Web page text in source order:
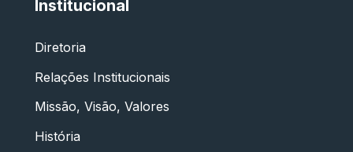
Institucional
Diretoria
Relações Institucionais
Missão, Visão, Valores
História